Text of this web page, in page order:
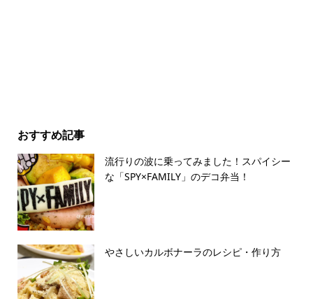
おすすめ記事
流行りの波に乗ってみました！スパイシー
な「SPY×FAMILY」のデコ弁当！
やさしいカルボナーラのレシピ・作り方